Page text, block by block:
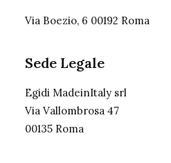
Via Boezio, 6 00192 Roma
Sede Legale
Egidi MadeinItaly srl
Via Vallombrosa 47
00135 Roma